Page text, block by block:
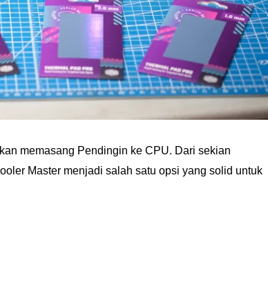
memasang Pendingin ke CPU. Dari sekian
Master menjadi salah satu opsi yang solid untuk